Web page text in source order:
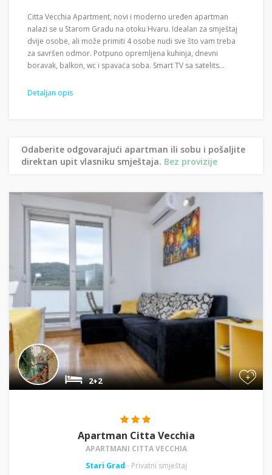
Citta Vecchia Apartment, novi i moderno uređen apartman
nalazi se u Starom Gradu na otoku Hvaru. Idealan za smještaj
dvije osobe, ali može primiti 4 osobe nudi sve što vam treba
za savršen odmor. Potpuno opremljena kuhinja, dnevni
boravak, balkon, wc i spavaća soba. Smart TV sa satelits...
Detaljan opis
Odaberite odgovarajući apartman ili sobu i pošaljite
direktan upit vlasniku smještaja. Bez provizije
+
2+2
Apartman Citta Vecchia
APARTMANI CITTA VECCHIA
Stari Grad - Privatni smještaj